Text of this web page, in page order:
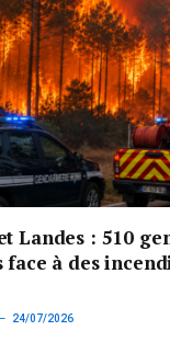
Landes : 510
face à des
24/07/2026